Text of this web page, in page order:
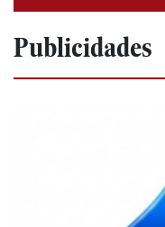
Publicidades